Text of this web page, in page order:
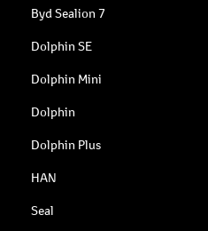
Byd Sealion 7
Dolphin SE
Dolphin Mini
Dolphin
Dolphin Plus
HAN
Seal